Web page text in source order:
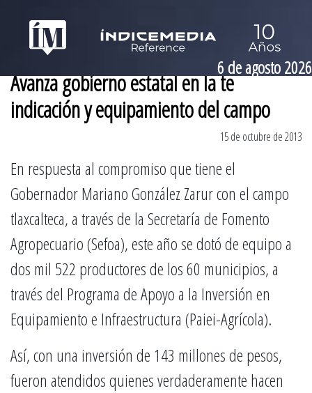
6 de agosto 2026
Avanza gobierno estatal en la te
indicación y equipamiento del campo
15 de octubre de 2013
En respuesta al compromiso que tiene el
Gobernador Mariano González Zarur con el campo
tlaxcalteca, a través de la Secretaría de Fomento
Agropecuario (Sefoa), este año se dotó de equipo a
dos mil 522 productores de los 60 municipios, a
través del Programa de Apoyo a la Inversión en
Equipamiento e Infraestructura (Paiei-Agrícola).
Así, con una inversión de 143 millones de pesos,
fueron atendidos quienes verdaderamente hacen